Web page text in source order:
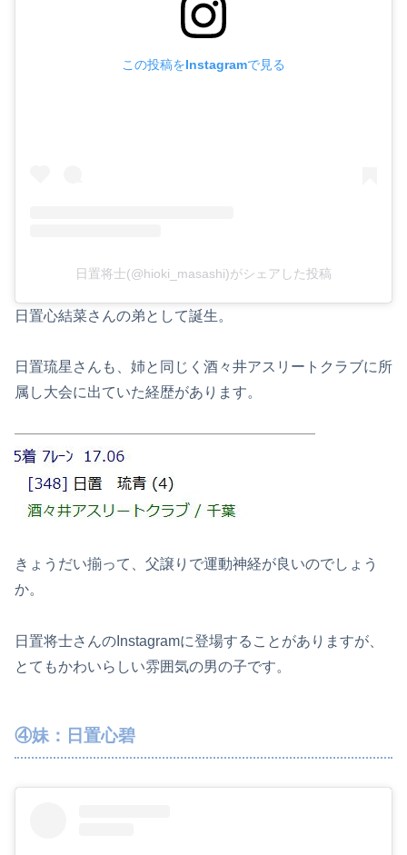
この投稿をInstagramで見る
日置将士(@hioki_masashi)がシェアした投稿
日置心結菜さんの弟として誕生。
日置琉星さんも、姉と同じく酒々井アスリートクラブに所
属し大会に出ていた経歴があります。
きょうだい揃って、父譲りで運動神経が良いのでしょう
か。
日置将士さんのInstagramに登場することがありますが、
とてもかわいらしい雰囲気の男の子です。
④妹：日置心碧